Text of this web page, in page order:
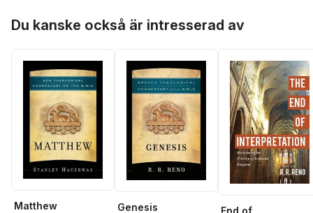
Du kanske också är intresserad av
Matthew Genesis